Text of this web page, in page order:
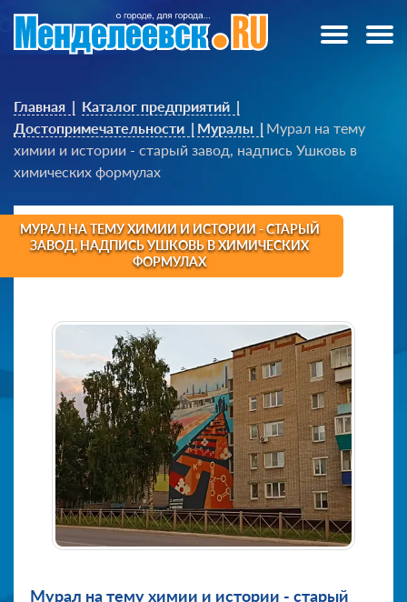
Главная
Каталог предприятий
Достопримечательности
Муралы
Мурал на тему
химии и истории - старый завод, надпись Ушковь в
химических формулах
МУРАЛ НА ТЕМУ ХИМИИ И ИСТОРИИ - СТАРЫЙ
ЗАВОД, НАДПИСЬ УШКОВЬ В ХИМИЧЕСКИХ
ФОРМУЛАХ
Мурал на тему химии и истории - старый